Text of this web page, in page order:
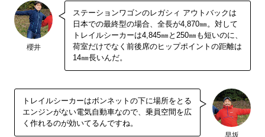
櫻井
ステーションワゴンのレガシィ アウトバックは
日本での最終型の場合、全長が4,870㎜。対して
トレイルシーカーは4,845㎜と250㎜も短いのに、
荷室だけでなく前後席のヒップポイントの距離は
14㎜長いんだ。
トレイルシーカーはボンネットの下に場所をとる
エンジンがない電気自動車なので、乗員空間を広
く作れるのが効いてるんですね。
早坂